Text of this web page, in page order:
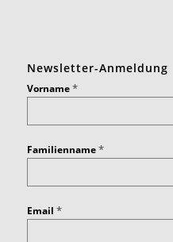
Newsletter-Anmeldung
Vorname*
Familienname*
Email *